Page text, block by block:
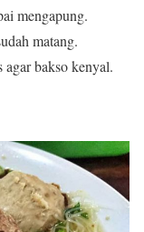
mengapung.
matang.
bakso kenyal.